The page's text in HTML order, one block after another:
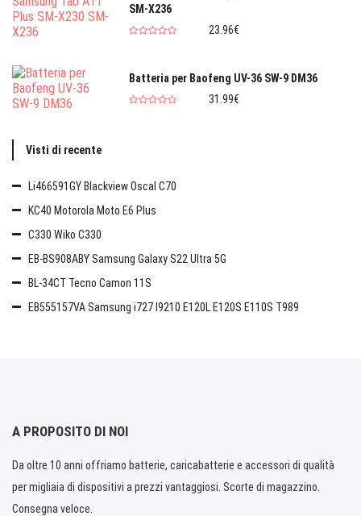
SM-X236
23.96€
Batteria per Baofeng UV-36 SW-9 DM36
31.99€
Visti di recente
Li466591GY Blackview Oscal C70
KC40 Motorola Moto E6 Plus
C330 Wiko C330
EB-BS908ABY Samsung Galaxy S22 Ultra 5G
BL-34CT Tecno Camon 11S
EB555157VA Samsung i727 I9210 E120L E120S E110S T989
A PROPOSITO DI NOI
Da oltre 10 anni offriamo batterie, caricabatterie e accessori di qualità
per migliaia di dispositivi a prezzi vantaggiosi. Scorte di magazzino.
Consegna veloce.